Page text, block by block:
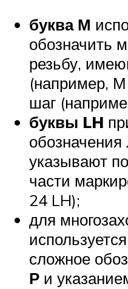
буква М
обозначить
резьбу,
(например,
шаг
буквы LH
указывают
части
24 LH);
для
сложное
Р и